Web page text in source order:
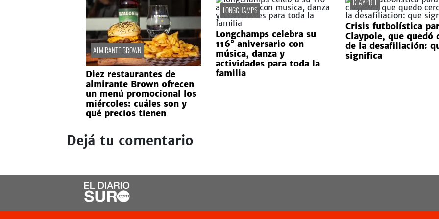
ALMIRANTE BROWN
Diez restaurantes de
almirante Brown ofrecen
un menú promocional los
miércoles: cuáles son y
qué precios tienen
LONGCHAMPS
Longchamps celebra su
116° aniversario con
música, danza y
actividades para toda la
familia
CLAYPOLE
Crisis futbolística
Claypole, que quedó
de la desafiliación:
significa
Dejá tu comentario